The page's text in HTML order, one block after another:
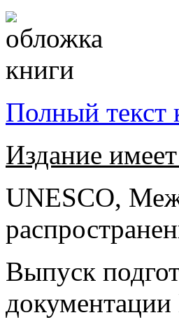
Полный текст
Издание
UNESCO,
Выпуск